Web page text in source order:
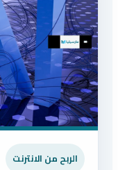
الربح من الانترنت